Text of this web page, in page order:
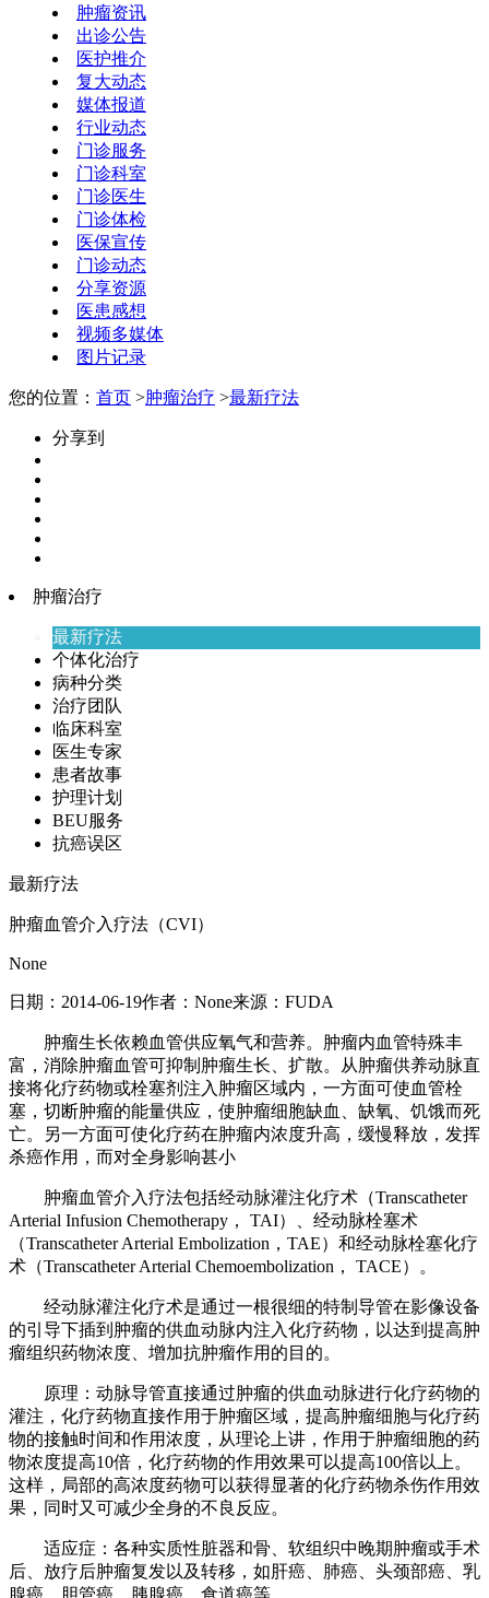
肿瘤资讯
出诊公告
医护推介
复大动态
媒体报道
行业动态
门诊服务
门诊科室
门诊医生
门诊体检
医保宣传
门诊动态
分享资源
医患感想
视频多媒体
图片记录
您的位置： 首页 >肿瘤治疗 >最新疗法
分享到
肿瘤治疗
最新疗法
个体化治疗
病种分类
治疗团队
临床科室
医生专家
患者故事
护理计划
BEU服务
抗癌误区
最新疗法
肿瘤血管介入疗法（CVI）
None
日期： 2014-06-19作者： None来源： FUDA
肿瘤生长依赖血管供应氧气和营养。肿瘤内血管特殊丰
富，消除肿瘤血管可抑制肿瘤生长、扩散。从肿瘤供养动脉直
接将化疗药物或栓塞剂注入肿瘤区域内，一方面可使血管栓
塞，切断肿瘤的能量供应，使肿瘤细胞缺血、缺氧、饥饿而死
亡。另一方面可使化疗药在肿瘤内浓度升高，缓慢释放，发挥
杀癌作用，而对全身影响甚小
肿瘤血管介入疗法包括经动脉灌注化疗术（Transcatheter
Arterial Infusion Chemotherapy， TAI）、经动脉栓塞术
（Transcatheter Arterial Embolization，TAE）和经动脉栓塞化疗
术（Transcatheter Arterial Chemoembolization， TACE）。
经动脉灌注化疗术是通过一根很细的特制导管在影像设备
的引导下插到肿瘤的供血动脉内注入化疗药物，以达到提高肿
瘤组织药物浓度、增加抗肿瘤作用的目的。
原理：动脉导管直接通过肿瘤的供血动脉进行化疗药物的
灌注，化疗药物直接作用于肿瘤区域，提高肿瘤细胞与化疗药
物的接触时间和作用浓度，从理论上讲，作用于肿瘤细胞的药
物浓度提高10倍，化疗药物的作用效果可以提高100倍以上。
这样，局部的高浓度药物可以获得显著的化疗药物杀伤作用效
果，同时又可减少全身的不良反应。
适应症：各种实质性脏器和骨、软组织中晚期肿瘤或手术
后、放疗后肿瘤复发以及转移，如肝癌、肺癌、头颈部癌、乳
腺癌、胆管癌、胰腺癌、食道癌等。